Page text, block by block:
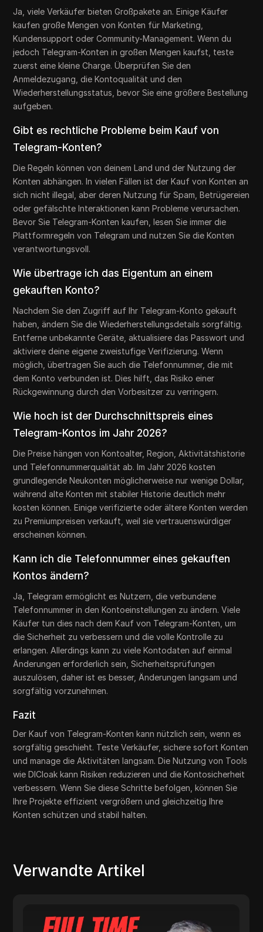
Ja, viele Verkäufer bieten Großpakete an. Einige Käufer
kaufen große Mengen von Konten für Marketing,
Kundensupport oder Community-Management. Wenn du
jedoch Telegram-Konten in großen Mengen kaufst, teste
zuerst eine kleine Charge. Überprüfen Sie den
Anmeldezugang, die Kontoqualität und den
Wiederherstellungsstatus, bevor Sie eine größere Bestellung
aufgeben.
Gibt es rechtliche Probleme beim Kauf von
Telegram-Konten?
Die Regeln können von deinem Land und der Nutzung der
Konten abhängen. In vielen Fällen ist der Kauf von Konten an
sich nicht illegal, aber deren Nutzung für Spam, Betrügereien
oder gefälschte Interaktionen kann Probleme verursachen.
Bevor Sie Telegram-Konten kaufen, lesen Sie immer die
Plattformregeln von Telegram und nutzen Sie die Konten
verantwortungsvoll.
Wie übertrage ich das Eigentum an einem
gekauften Konto?
Nachdem Sie den Zugriff auf Ihr Telegram-Konto gekauft
haben, ändern Sie die Wiederherstellungsdetails sorgfältig.
Entferne unbekannte Geräte, aktualisiere das Passwort und
aktiviere deine eigene zweistufige Verifizierung. Wenn
möglich, übertragen Sie auch die Telefonnummer, die mit
dem Konto verbunden ist. Dies hilft, das Risiko einer
Rückgewinnung durch den Vorbesitzer zu verringern.
Wie hoch ist der Durchschnittspreis eines
Telegram-Kontos im Jahr 2026?
Die Preise hängen von Kontoalter, Region, Aktivitätshistorie
und Telefonnummerqualität ab. Im Jahr 2026 kosten
grundlegende Neukonten möglicherweise nur wenige Dollar,
während alte Konten mit stabiler Historie deutlich mehr
kosten können. Einige verifizierte oder ältere Konten werden
zu Premiumpreisen verkauft, weil sie vertrauenswürdiger
erscheinen können.
Kann ich die Telefonnummer eines gekauften
Kontos ändern?
Ja, Telegram ermöglicht es Nutzern, die verbundene
Telefonnummer in den Kontoeinstellungen zu ändern. Viele
Käufer tun dies nach dem Kauf von Telegram-Konten, um
die Sicherheit zu verbessern und die volle Kontrolle zu
erlangen. Allerdings kann zu viele Kontodaten auf einmal
Änderungen erforderlich sein, Sicherheitsprüfungen
auszulösen, daher ist es besser, Änderungen langsam und
sorgfältig vorzunehmen.
Fazit
Der Kauf von Telegram-Konten kann nützlich sein, wenn es
sorgfältig geschieht. Teste Verkäufer, sichere sofort Konten
und manage die Aktivitäten langsam. Die Nutzung von Tools
wie DICloak kann Risiken reduzieren und die Kontosicherheit
verbessern. Wenn Sie diese Schritte befolgen, können Sie
Ihre Projekte effizient vergrößern und gleichzeitig Ihre
Konten schützen und stabil halten.
Verwandte Artikel